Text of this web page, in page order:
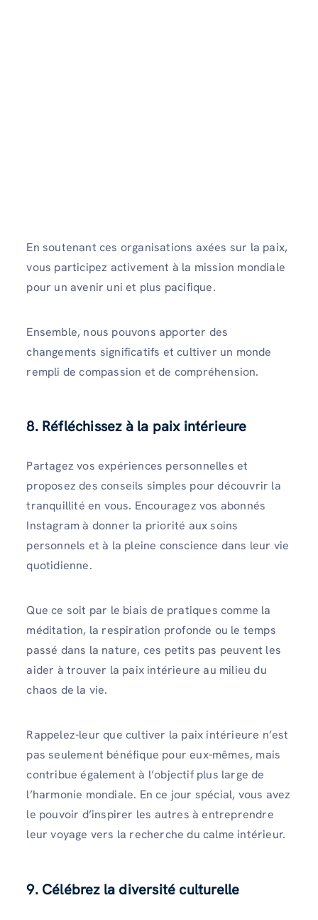
En soutenant ces organisations axées sur la paix,
vous participez activement à la mission mondiale
pour un avenir uni et plus pacifique.
Ensemble, nous pouvons apporter des
changements significatifs et cultiver un monde
rempli de compassion et de compréhension.
8. Réfléchissez à la paix intérieure
Partagez vos expériences personnelles et
proposez des conseils simples pour découvrir la
tranquillité en vous. Encouragez vos abonnés
Instagram à donner la priorité aux soins
personnels et à la pleine conscience dans leur vie
quotidienne.
Que ce soit par le biais de pratiques comme la
méditation, la respiration profonde ou le temps
passé dans la nature, ces petits pas peuvent les
aider à trouver la paix intérieure au milieu du
chaos de la vie.
Rappelez-leur que cultiver la paix intérieure n’est
pas seulement bénéfique pour eux-mêmes, mais
contribue également à l’objectif plus large de
l’harmonie mondiale. En ce jour spécial, vous avez
le pouvoir d’inspirer les autres à entreprendre
leur voyage vers la recherche du calme intérieur.
9. Célébrez la diversité culturelle